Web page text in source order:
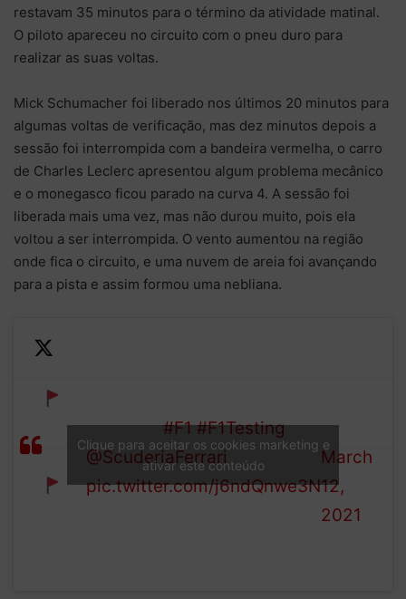
restavam 35 minutos para o término da atividade matinal.
O piloto apareceu no circuito com o pneu duro para
realizar as suas voltas.
Mick Schumacher foi liberado nos últimos 20 minutos para
algumas voltas de verificação, mas dez minutos depois a
sessão foi interrompida com a bandeira vermelha, o carro
de Charles Leclerc apresentou algum problema mecânico
e o monegasco ficou parado na curva 4. A sessão foi
liberada mais uma vez, mas não durou muito, pois ela
voltou a ser interrompida. O vento aumentou na região
onde fica o circuito, e uma nuvem de areia foi avançando
para a pista e assim formou uma nebliana.
RED at Turn 4#F1 #F1Testing
@ScuderiaFerrari
pic.twitter.com/j6ndQnwe3N
1 (@F1)
March
12,
2021
Clique para aceitar os cookies marketing e
ativar este conteúdo